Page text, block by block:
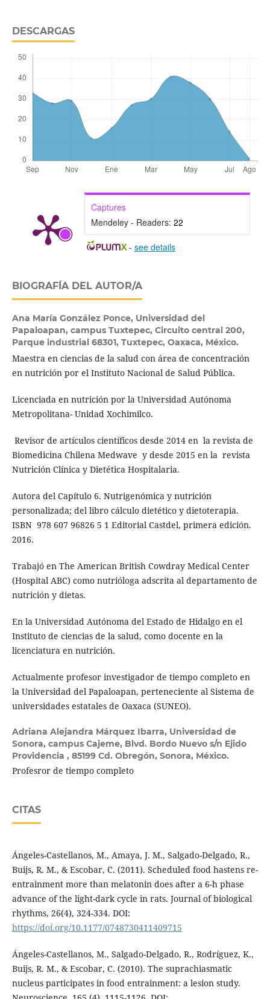
DESCARGAS
Captures
Mendeley - Readers: 22
- see details
BIOGRAFÍA DEL AUTOR/A
Ana María González Ponce, Universidad del
Papaloapan, campus Tuxtepec, Circuito central 200,
Parque industrial 68301, Tuxtepec, Oaxaca, México.
Maestra en ciencias de la salud con área de concentración
en nutrición por el Instituto Nacional de Salud Pública.
Licenciada en nutrición por la Universidad Autónoma
Metropolitana- Unidad Xochimilco.
Revisor de artículos científicos desde 2014 en la revista de
Biomedicina Chilena Medwave y desde 2015 en la revista
Nutrición Clínica y Dietética Hospitalaria.
Autora del Capítulo 6. Nutrigenómica y nutrición
personalizada; del libro cálculo dietético y dietoterapia.
ISBN 978 607 96826 5 1 Editorial Castdel, primera edición.
2016.
Trabajó en The American British Cowdray Medical Center
(Hospital ABC) como nutrióloga adscrita al departamento de
nutrición y dietas.
En la Universidad Autónoma del Estado de Hidalgo en el
Instituto de ciencias de la salud, como docente en la
licenciatura en nutrición.
Actualmente profesor investigador de tiempo completo en
la Universidad del Papaloapan, perteneciente al Sistema de
universidades estatales de Oaxaca (SUNEO).
Adriana Alejandra Márquez Ibarra, Universidad de
Sonora, campus Cajeme, Blvd. Bordo Nuevo s/n Ejido
Providencia , 85199 Cd. Obregón, Sonora, México.
Profesror de tiempo completo
CITAS
Ángeles-Castellanos, M., Amaya, J. M., Salgado-Delgado, R.,
Buijs, R. M., & Escobar, C. (2011). Scheduled food hastens re-
entrainment more than melatonin does after a 6-h phase
advance of the light-dark cycle in rats. Journal of biological
rhythms, 26(4), 324-334. DOI:
https://doi.org/10.1177/0748730411409715
Ángeles-Castellanos, M., Salgado-Delgado, R., Rodríguez, K.,
Buijs, R. M., & Escobar, C. (2010). The suprachiasmatic
nucleus participates in food entrainment: a lesion study.